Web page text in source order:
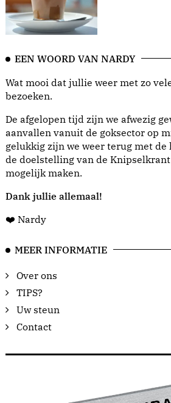
EEN WOORD VAN NARDY
Wat mooi dat jullie weer met zo
bezoeken.
De afgelopen tijd zijn we afwezig
aanvallen vanuit de goksector op
gelukkig zijn we weer terug met
de doelstelling van de
mogelijk maken.
Dank jullie allemaal!
❤️ Nardy
MEER INFORMATIE
Over ons
TIPS?
Uw steun
Contact